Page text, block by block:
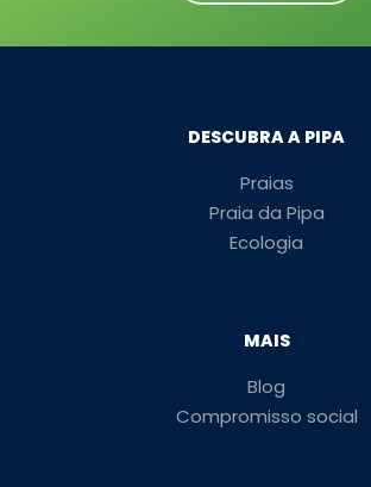
DESCUBRA A PIPA
Praias
Praia da Pipa
Ecologia
MAIS
Blog
Compromisso social